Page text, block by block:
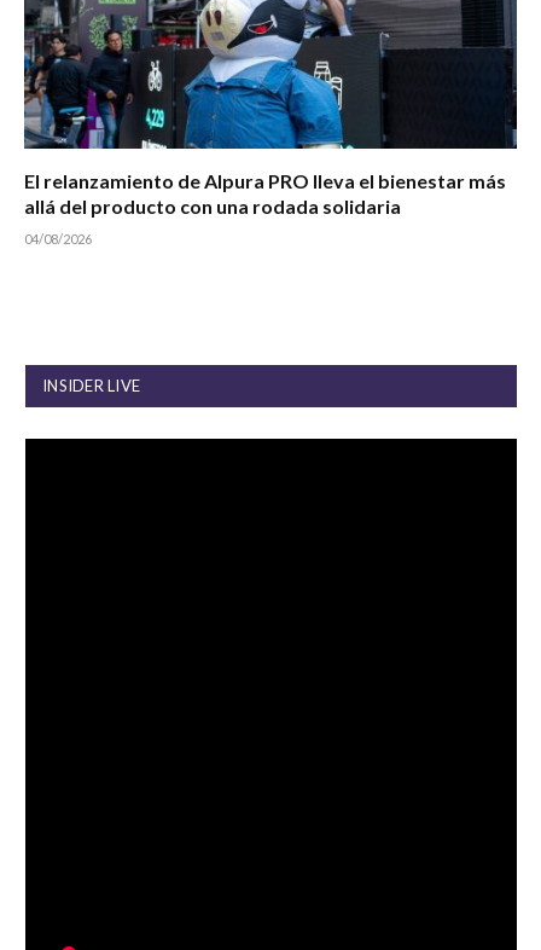
El relanzamiento de Alpura PRO lleva el bienestar más
allá del producto con una rodada solidaria
04/08/2026
INSIDER LIVE